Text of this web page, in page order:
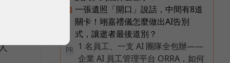
3 一張遺照「開口」說話，中間有8道
關卡！翊嘉禮儀怎麼做出AI告別
式，讓逝者最後道別？
PR
1 名員工、一支 AI 團隊全包辦——
企業 AI 員工管理平台 ORRA，如何